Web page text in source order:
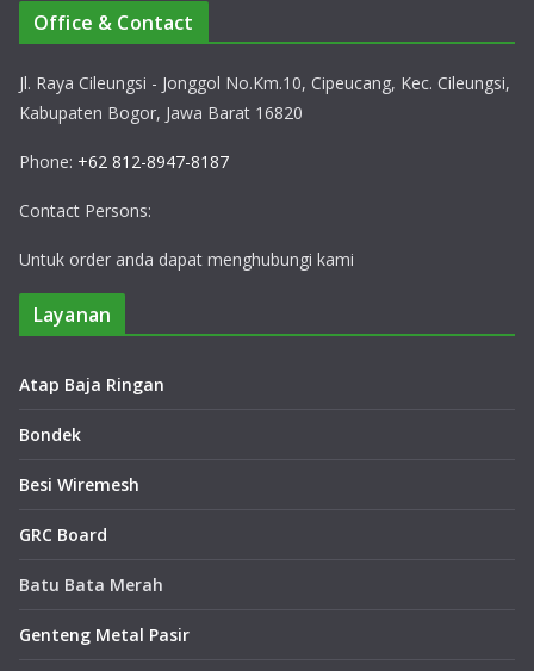
Office & Contact
Jl. Raya Cileungsi - Jonggol No.Km.10, Cipeucang, Kec. Cileungsi,
Kabupaten Bogor, Jawa Barat 16820
Phone: +62 812-8947-8187
Contact Persons:
Untuk order anda dapat menghubungi kami
Layanan
Atap Baja Ringan
Bondek
Besi Wiremesh
GRC Board
Batu Bata Merah
Genteng Metal Pasir